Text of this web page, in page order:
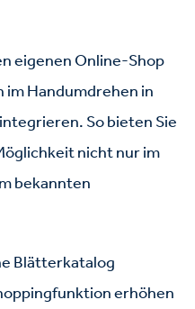
eigenen Online-Shop
im Handumdrehen in
So bieten Sie
nicht nur im
bekannten
Blätterkatalog
erhöhen